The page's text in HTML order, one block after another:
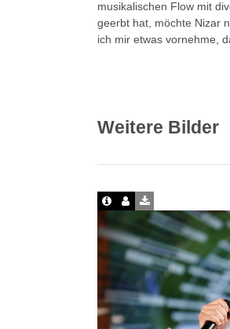
musikalischen Flow mit
geerbt hat, möchte Nizar
ich mir etwas vornehme,
Weitere Bilder